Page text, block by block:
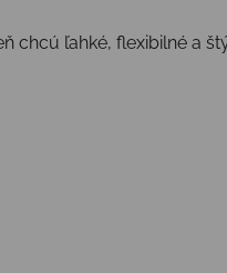
chcú ľahké, flexibilné a